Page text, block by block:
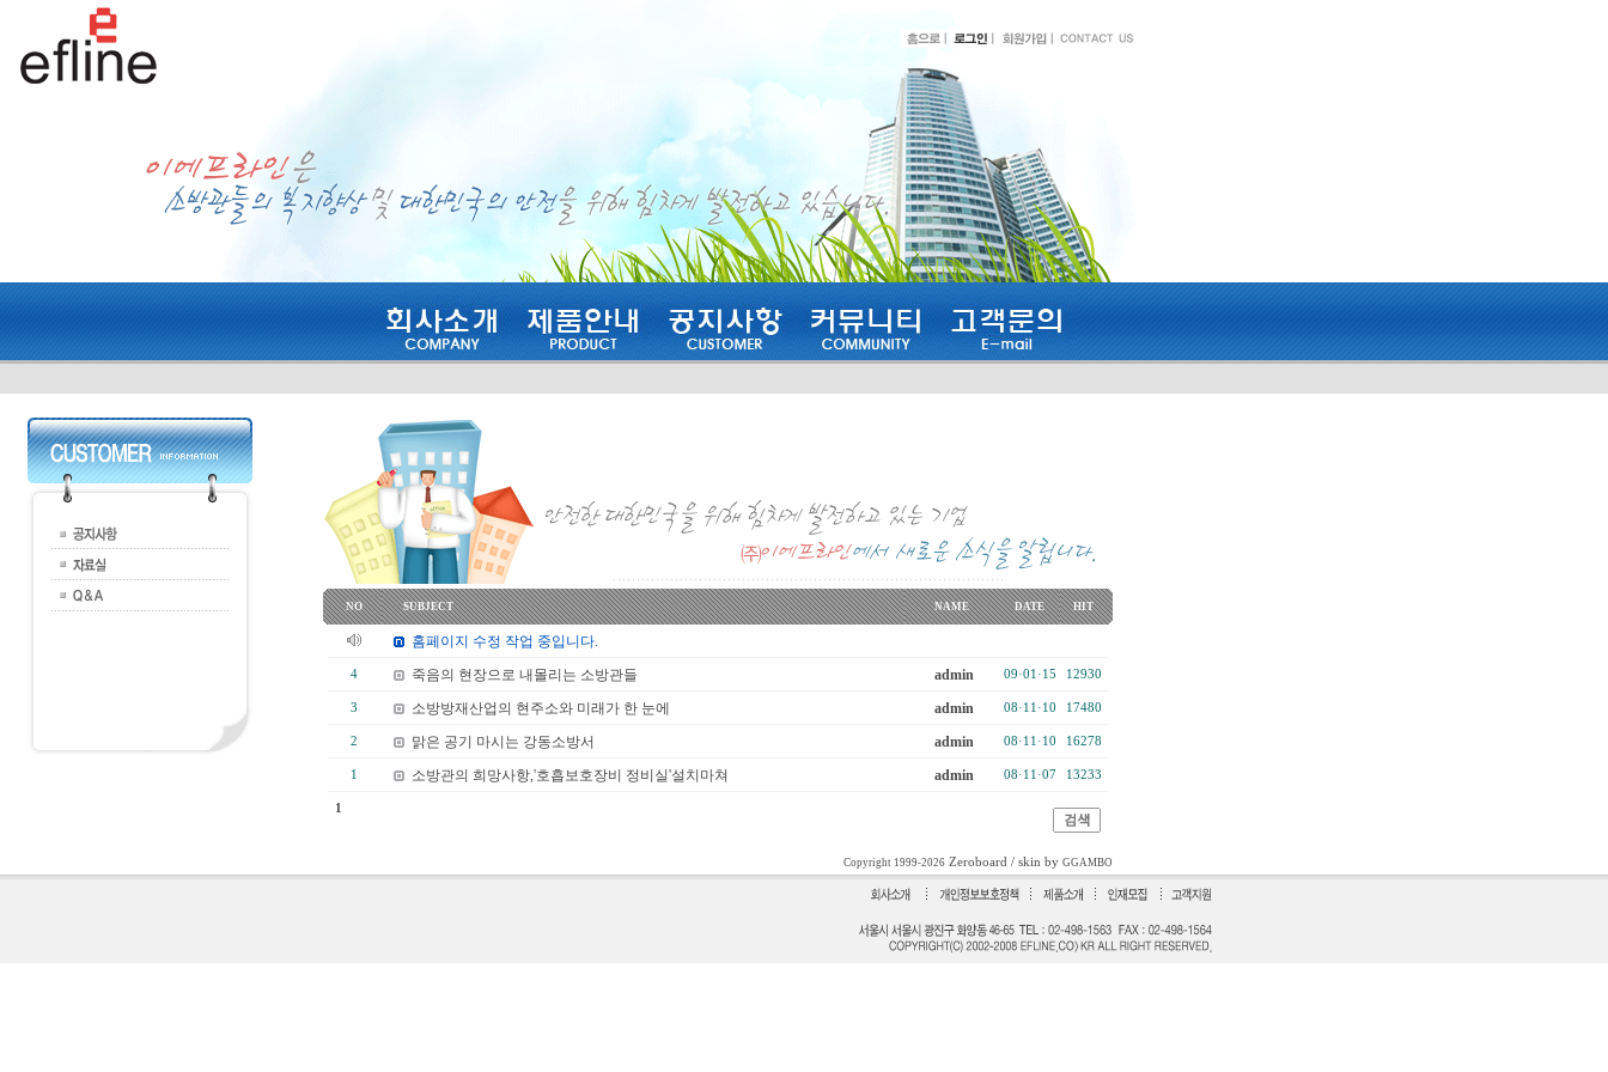
NO SUBJECT NAME DATE HIT
홈페이지 수정 작업 중입니다.
4 죽음의 현장으로 내몰리는 소방관들 admin 09·01·15 12930
3 소방방재산업의 현주소와 미래가 한 눈에 admin 08·11·10 17480
2 맑은 공기 마시는 강동소방서 admin 08·11·10 16278
1 소방관의 희망사항,'호흡보호장비 정비실'설치마쳐 admin 08·11·07 13233
1
Copyright 1999-2026 Zeroboard / skin by GGAMBO